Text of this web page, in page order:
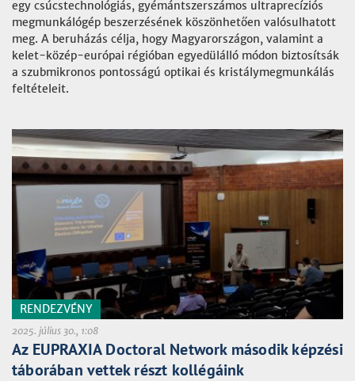
egy csúcstechnológiás, gyémántszerszámos ultraprecíziós
megmunkálógép beszerzésének köszönhetően valósulhatott
meg. A beruházás célja, hogy Magyarországon, valamint a
kelet-közép-európai régióban egyedülálló módon biztosítsák
a szubmikronos pontosságú optikai és kristálymegmunkálás
feltételeit.
RENDEZVÉNY
2025. július 30., 1:08
Az EUPRAXIA Doctoral Network második képzési
táborában vettek részt kollégáink